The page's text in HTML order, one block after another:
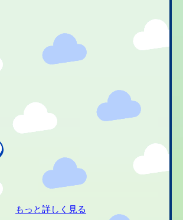
もっと詳しく見る